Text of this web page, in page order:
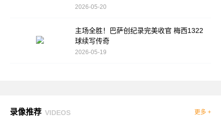
2026-05-20
主场全胜！巴萨创纪录完美收官 梅西1322
球续写传奇
2026-05-19
录像推荐 VIDEOS 更多 +